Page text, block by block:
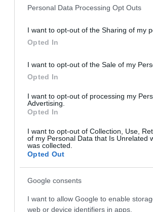
Personal Data Processing Opt Outs
I want to opt-out of the Sharing of my
Opted In
I want to opt-out of the Sale of my
Opted In
I want to opt-out of processing my
Advertising.
Opted In
I want to opt-out of Collection, Use,
of my Personal Data that Is Unrelated
was collected.
Opted Out
Google consents
I want to allow Google to enable
web or device identifiers in apps.